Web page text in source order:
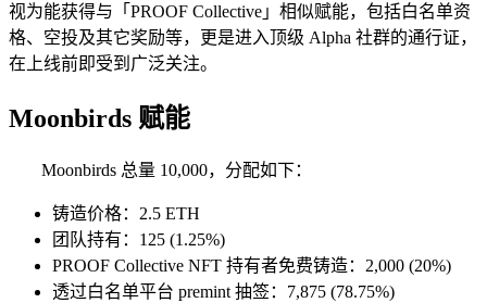
视为能获得与「PROOF Collective」相似赋能，包括白名单资
格、空投及其它奖励等，更是进入顶级 Alpha 社群的通行证，
在上线前即受到广泛关注。
Moonbirds 赋能
Moonbirds 总量 10,000，分配如下：
铸造价格：2.5 ETH
团队持有：125 (1.25%)
PROOF Collective NFT 持有者免费铸造：2,000 (20%)
透过白名单平台 premint 抽签：7,875 (78.75%)